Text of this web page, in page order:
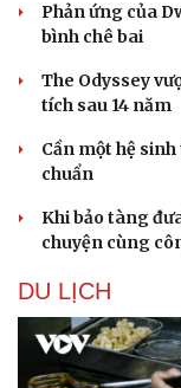
Phản ứng của
bình chê bai
The Odyssey
tích sau 14 năm
Cần một hệ
chuẩn
Khi bảo tàng
chuyện cùng
DU LỊCH